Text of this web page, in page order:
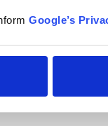
Google’s